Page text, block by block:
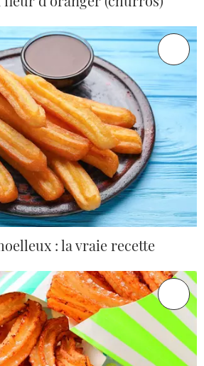
: la vraie recette